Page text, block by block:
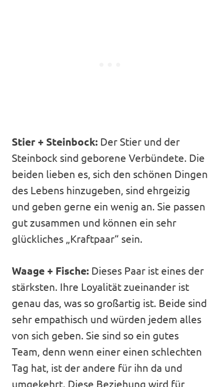
Stier + Steinbock: Der Stier und der
Steinbock sind geborene Verbündete. Die
beiden lieben es, sich den schönen Dingen
des Lebens hinzugeben, sind ehrgeizig
und geben gerne ein wenig an. Sie passen
gut zusammen und können ein sehr
glückliches „Kraftpaar“ sein.
Waage + Fische: Dieses Paar ist eines der
stärksten. Ihre Loyalität zueinander ist
genau das, was so großartig ist. Beide sind
sehr empathisch und würden jedem alles
von sich geben. Sie sind so ein gutes
Team, denn wenn einer einen schlechten
Tag hat, ist der andere für ihn da und
umgekehrt. Diese Beziehung wird für